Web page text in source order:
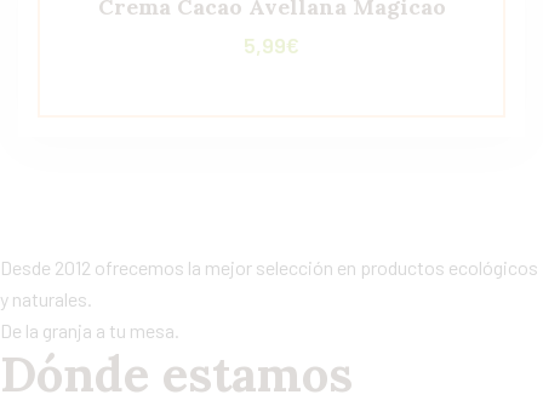
Crema Cacao Avellana Magicao
5,99€
Desde 2012 ofrecemos la mejor selección en productos ecológicos
y naturales.
De la granja a tu mesa.
Dónde estamos